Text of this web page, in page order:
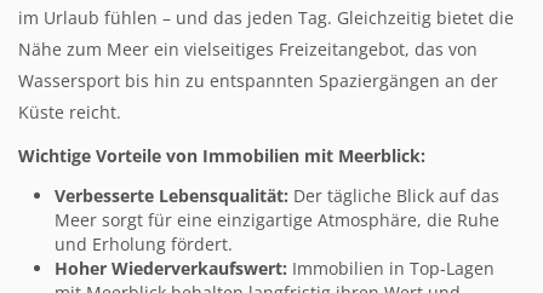
im Urlaub fühlen – und das jeden Tag. Gleichzeitig bietet die
Nähe zum Meer ein vielseitiges Freizeitangebot, das von
Wassersport bis hin zu entspannten Spaziergängen an der
Küste reicht.
Wichtige Vorteile von Immobilien mit Meerblick:
Verbesserte Lebensqualität: Der tägliche Blick auf das
Meer sorgt für eine einzigartige Atmosphäre, die Ruhe
und Erholung fördert.
Hoher Wiederverkaufswert: Immobilien in Top-Lagen